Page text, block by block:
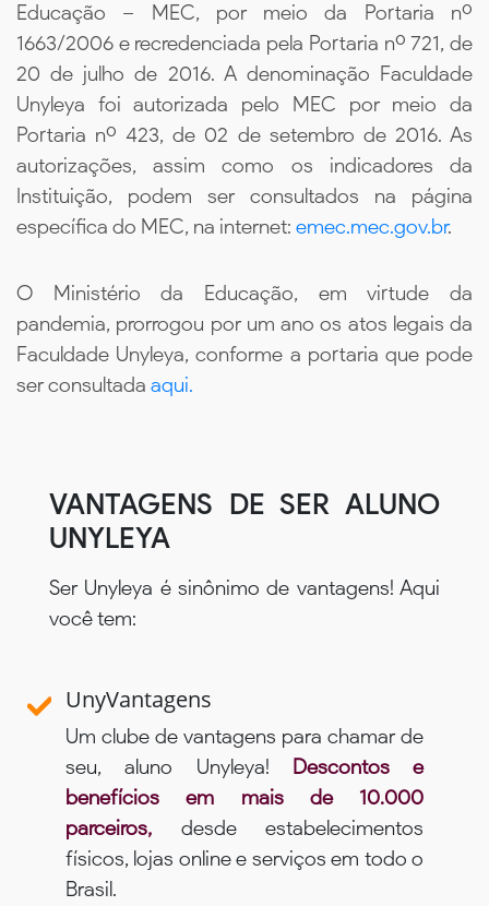
Educação – MEC, por meio da Portaria nº
1663/2006 e recredenciada pela Portaria nº 721, de
20 de julho de 2016. A denominação Faculdade
Unyleya foi autorizada pelo MEC por meio da
Portaria nº 423, de 02 de setembro de 2016. As
autorizações, assim como os indicadores da
Instituição, podem ser consultados na página
específica do MEC, na internet: emec.mec.gov.br.
O Ministério da Educação, em virtude da
pandemia, prorrogou por um ano os atos legais da
Faculdade Unyleya, conforme a portaria que pode
ser consultada aqui.
VANTAGENS DE SER ALUNO
UNYLEYA
Ser Unyleya é sinônimo de vantagens! Aqui
você tem:
UnyVantagens
Um clube de vantagens para chamar de
seu, aluno Unyleya! Descontos e
benefícios em mais de 10.000
parceiros, desde estabelecimentos
físicos, lojas online e serviços em todo o
Brasil.